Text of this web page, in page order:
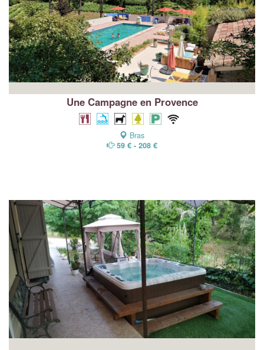
Une Campagne en Provence
Bras
59 € - 208 €